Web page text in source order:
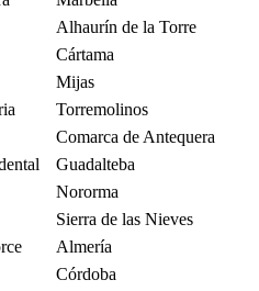
Alhaurín de la Torre
Cártama
Mijas
Torremolinos
Comarca de Antequera
Guadalteba
Nororma
Sierra de las Nieves
Almería
Córdoba